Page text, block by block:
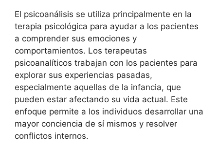
El psicoanálisis se utiliza principalmente en la
terapia psicológica para ayudar a los pacientes
a comprender sus emociones y
comportamientos. Los terapeutas
psicoanalíticos trabajan con los pacientes para
explorar sus experiencias pasadas,
especialmente aquellas de la infancia, que
pueden estar afectando su vida actual. Este
enfoque permite a los individuos desarrollar una
mayor conciencia de sí mismos y resolver
conflictos internos.